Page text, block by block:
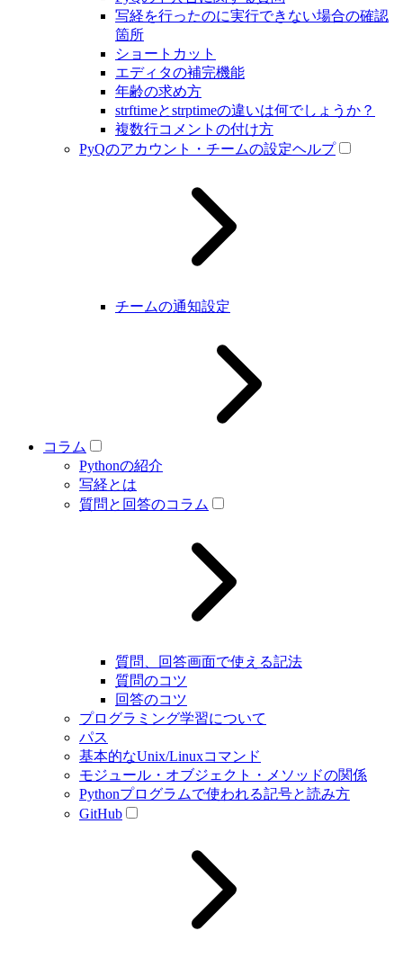
写経を行ったのに実行できない場合の確認
箇所
ショートカット
エディタの補完機能
年齢の求め方
strftimeとstrptimeの違いは何でしょうか？
複数行コメントの付け方
PyQのアカウント・チームの設定ヘルプ
チームの通知設定
コラム
Pythonの紹介
写経とは
質問と回答のコラム
質問、回答画面で使える記法
質問のコツ
回答のコツ
プログラミング学習について
パス
基本的なUnix/Linuxコマンド
モジュール・オブジェクト・メソッドの関係
Pythonプログラムで使われる記号と読み方
GitHub